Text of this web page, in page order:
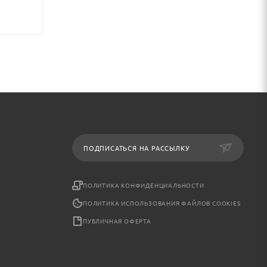
ПОДПИСАТЬСЯ НА РАССЫЛКУ
ПОЛИТИКА КОНФИДЕНЦИАЛЬНОСТИ
ПОЛИТИКА ИСПОЛЬЗОВАНИЯ ФАЙЛОВ COOKIES
ПУБЛИЧНАЯ ОФЕРТА